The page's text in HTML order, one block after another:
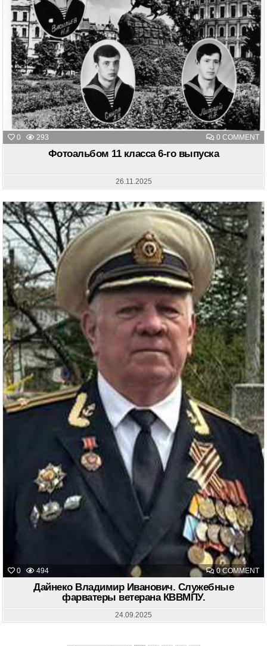
0 293 0 COMMENT
ГО
Фотоальбом 11 класса 6-го выпуска
26.11.2025
0 494 0 COMMENT
Дайнеко Владимир Иванович. Служебные
фарватеры ветерана КВВМПУ.
24.09.2025